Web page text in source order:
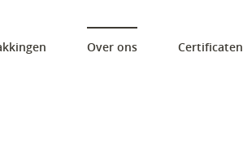
Over ons Certificaten